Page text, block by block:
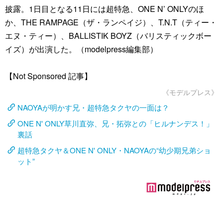
披露。1日目となる11日には超特急、ONE N’ ONLYのほ
か、THE RAMPAGE（ザ・ランペイジ）、T.N.T（ティー・
エヌ・ティー）、BALLISTIK BOYZ（バリスティックボー
イズ）が出演した。（modelpress編集部）
【Not Sponsored 記事】
《モデルプレス》
NAOYAが明かす兄・超特急タクヤの一面は？
ONE N' ONLY草川直弥、兄・拓弥との「ヒルナンデス！」
裏話
超特急タクヤ＆ONE N' ONLY・NAOYAの“幼少期兄弟ショ
ット”